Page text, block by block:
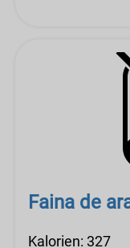
Faina de
Kalorien: 327